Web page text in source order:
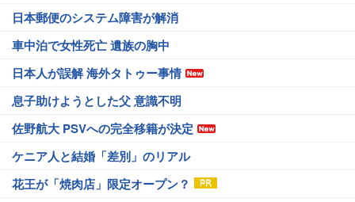
日本郵便のシステム障害が解消
車中泊で女性死亡 遺族の胸中
日本人が誤解 海外タトゥー事情
息子助けようとした父 意識不明
佐野航大 PSVへの完全移籍が決定
ケニア人と結婚「差別」のリアル
花王が「焼肉店」限定オープン？